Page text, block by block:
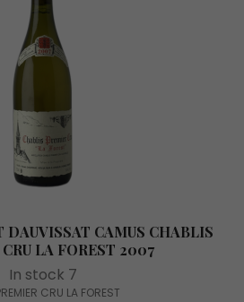
DAUVISSAT CAMUS CHABLIS
LA FOREST 2007
In stock 7
CRU LA FOREST